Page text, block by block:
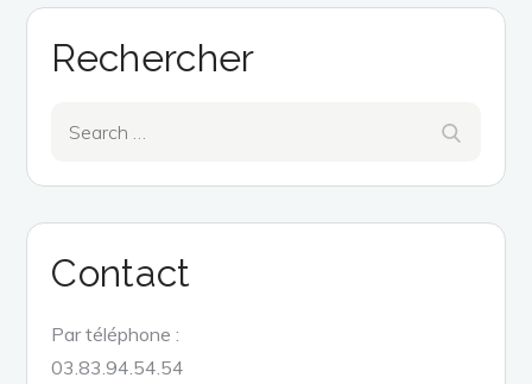
Rechercher
Contact
Par téléphone :
03.83.94.54.54